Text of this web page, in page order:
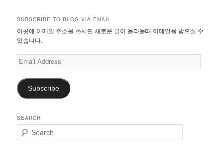
SUBSCRIBE TO BLOG VIA EMAIL
이곳에 이메일 주소를 쓰시면 새로운 글이 올라올때 이메일을 받으실 수
있습니다.
Email
Address
Subscribe
SEARCH
e